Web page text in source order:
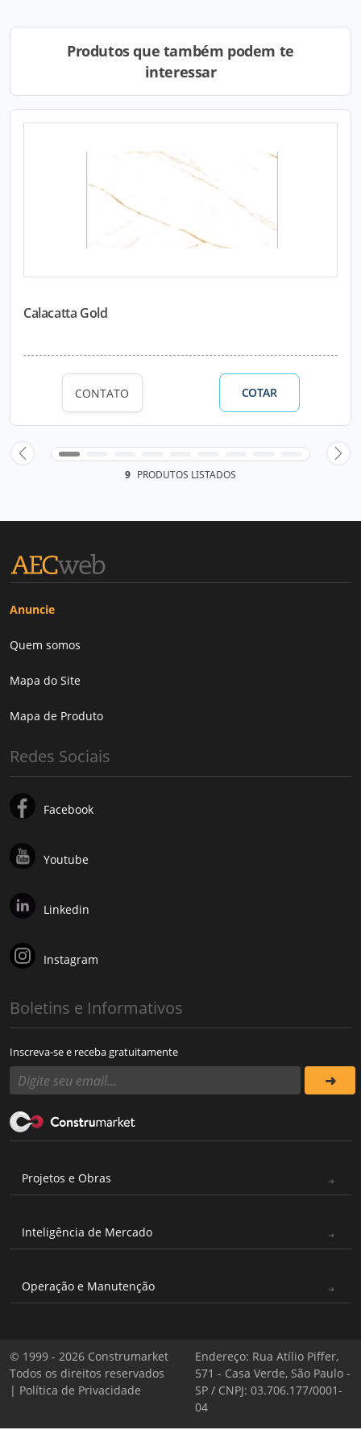
Produtos que também podem te
interessar
Calacatta Gold
CONTATO COTAR
9 PRODUTOS LISTADOS
Anuncie
Quem somos
Mapa do Site
Mapa de Produto
Redes Sociais
Facebook
Youtube
Linkedin
Instagram
Boletins e Informativos
Inscreva-se e receba gratuitamente
Projetos e Obras
Inteligência de Mercado
Operação e Manutenção
© 1999 - 2026 Construmarket
Todos os direitos reservados
| Política de Privacidade
Endereço: Rua Atílio Piffer,
571 - Casa Verde, São Paulo -
SP / CNPJ: 03.706.177/0001-
04